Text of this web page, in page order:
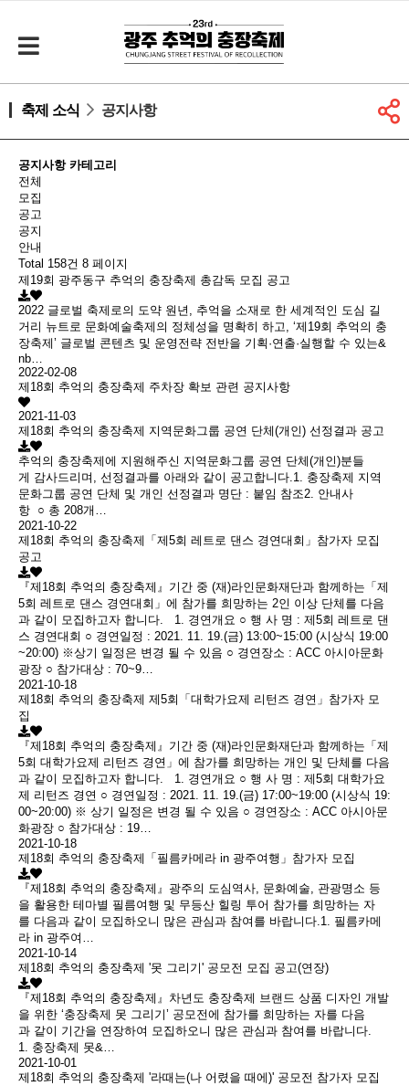
축제 소식 공지사항
공지사항 카테고리
전체
모집
공고
공지
안내
Total 158건 8 페이지
제19회 광주동구 추억의 충장축제 총감독 모집 공고
2022 글로벌 축제로의 도약 원년, 추억을 소재로 한 세계적인 도심 길
거리 뉴트로 문화예술축제의 정체성을 명확히 하고, ‘제19회 추억의 충
장축제’ 글로벌 콘텐츠 및 운영전략 전반을 기획·연출·실행할 수 있는&
nb…
2022-02-08
제18회 추억의 충장축제 주차장 확보 관련 공지사항
2021-11-03
제18회 추억의 충장축제 지역문화그룹 공연 단체(개인) 선정결과 공고
추억의 충장축제에 지원해주신 지역문화그룹 공연 단체(개인)분들
게 감사드리며, 선정결과를 아래와 같이 공고합니다.1. 충장축제 지역
문화그룹 공연 단체 및 개인 선정결과 명단 : 붙임 참조2. 안내사
항 ○ 총 208개…
2021-10-22
제18회 추억의 충장축제「제5회 레트로 댄스 경연대회」참가자 모집
공고
『제18회 추억의 충장축제』기간 중 (재)라인문화재단과 함께하는「제
5회 레트로 댄스 경연대회」에 참가를 희망하는 2인 이상 단체를 다음
과 같이 모집하고자 합니다. 1. 경연개요 ○ 행 사 명 : 제5회 레트로 댄
스 경연대회 ○ 경연일정 : 2021. 11. 19.(금) 13:00~15:00 (시상식 19:00
~20:00) ※상기 일정은 변경 될 수 있음 ○ 경연장소 : ACC 아시아문화
광장 ○ 참가대상 : 70~9…
2021-10-18
제18회 추억의 충장축제 제5회「대학가요제 리턴즈 경연」참가자 모
집
『제18회 추억의 충장축제』기간 중 (재)라인문화재단과 함께하는「제
5회 대학가요제 리턴즈 경연」에 참가를 희망하는 개인 및 단체를 다음
과 같이 모집하고자 합니다. 1. 경연개요 ○ 행 사 명 : 제5회 대학가요
제 리턴즈 경연 ○ 경연일정 : 2021. 11. 19.(금) 17:00~19:00 (시상식 19:
00~20:00) ※ 상기 일정은 변경 될 수 있음 ○ 경연장소 : ACC 아시아문
화광장 ○ 참가대상 : 19…
2021-10-18
제18회 추억의 충장축제「필름카메라 in 광주여행」참가자 모집
『제18회 추억의 충장축제』광주의 도심역사, 문화예술, 관광명소 등
을 활용한 테마별 필름여행 및 무등산 힐링 투어 참가를 희망하는 자
를 다음과 같이 모집하오니 많은 관심과 참여를 바랍니다.1. 필름카메
라 in 광주여…
2021-10-14
제18회 추억의 충장축제 '못 그리기' 공모전 모집 공고(연장)
『제18회 추억의 충장축제』차년도 충장축제 브랜드 상품 디자인 개발
을 위한 ‘충장축제 못 그리기’ 공모전에 참가를 희망하는 자를 다음
과 같이 기간을 연장하여 모집하오니 많은 관심과 참여를 바랍니다.
1. 충장축제 못&…
2021-10-01
제18회 추억의 충장축제 '라때는(나 어렸을 때에)' 공모전 참가자 모집